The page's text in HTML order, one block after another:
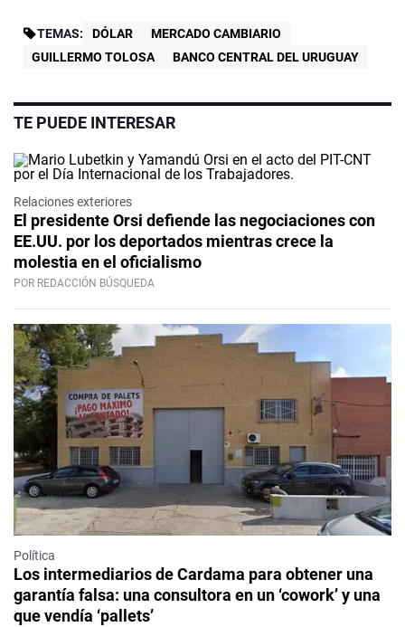
TEMAS: DÓLAR
MERCADO CAMBIARIO
GUILLERMO TOLOSA
BANCO CENTRAL DEL URUGUAY
TE PUEDE INTERESAR
Relaciones exteriores
El presidente Orsi defiende las negociaciones con
EE.UU. por los deportados mientras crece la
molestia en el oficialismo
POR REDACCIÓN BÚSQUEDA
Política
Los intermediarios de Cardama para obtener una
garantía falsa: una consultora en un ‘cowork’ y una
que vendía ‘pallets’